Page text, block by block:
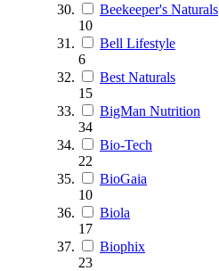
Beekeeper's Naturals
10
Bell Lifestyle
6
Best Naturals
15
BigMan Nutrition
34
Bio-Tech
22
BioGaia
10
Biola
17
Biophix
23